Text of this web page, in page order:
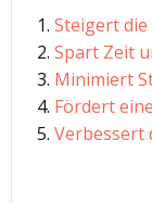
Steigert
Spart Zeit
Minimiert
Fördert
Verbessert